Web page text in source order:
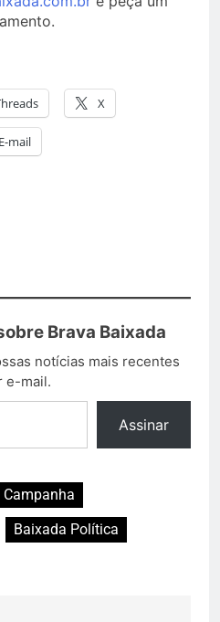
X
E-mail
Brava Baixada
notícias mais recentes
e-mail.
Assinar
Baixada Política